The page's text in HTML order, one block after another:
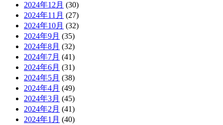
2024年12月 (30)
2024年11月 (27)
2024年10月 (32)
2024年9月 (35)
2024年8月 (32)
2024年7月 (41)
2024年6月 (31)
2024年5月 (38)
2024年4月 (49)
2024年3月 (45)
2024年2月 (41)
2024年1月 (40)